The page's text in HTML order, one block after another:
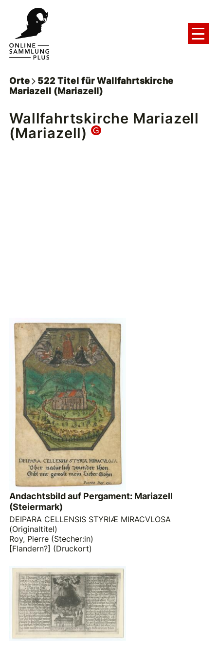
Orte 522Titel fürWallfahrtskirche
Mariazell (Mariazell)
Wallfahrtskirche Mariazell
(Mariazell)
Andachtsbild auf Pergament: Mariazell
(Steiermark)
DEIPARA CELLENSIS STYRIÆ MIRACVLOSA
(Originaltitel)
Roy, Pierre (Stecher:in)
[Flandern?] (Druckort)